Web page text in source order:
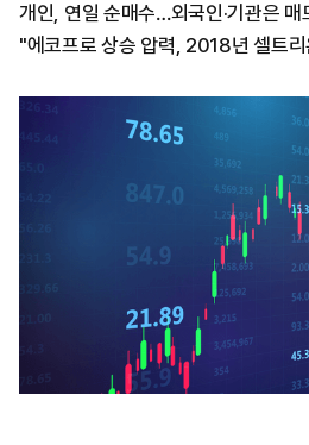
개인, 연일 순매수…외국인·기관은 매
"에코프로 상승 압력, 2018년 셀트